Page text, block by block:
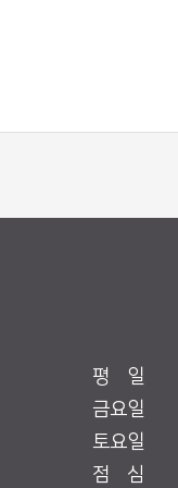
평 일
금요일
토요일
점 심